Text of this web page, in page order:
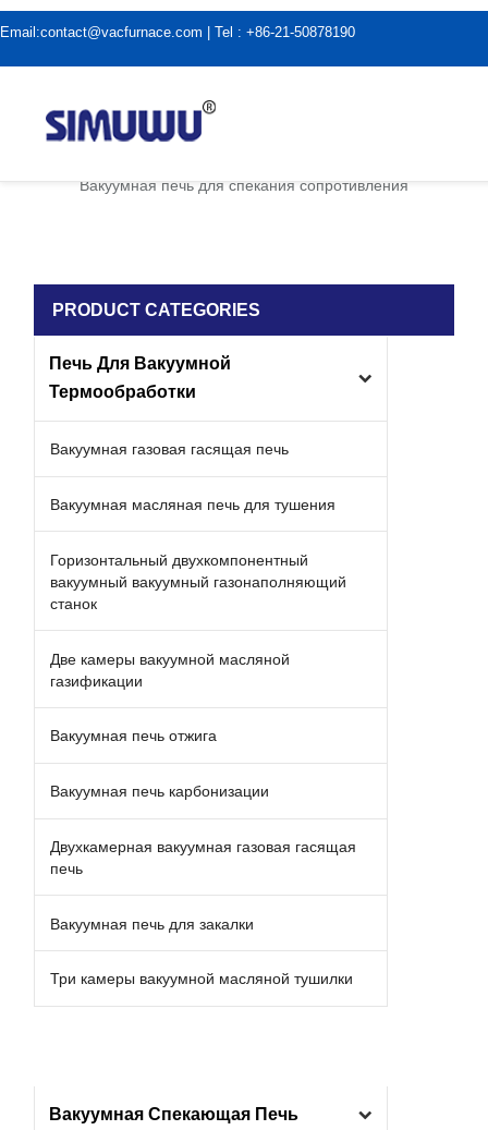
Email:contact@vacfurnace.com | Tel : +86-21-50878190
Вакуумная печь для спекания сопротивления
PRODUCT CATEGORIES
Печь Для Вакуумной
Термообработки
Вакуумная газовая гасящая печь
Вакуумная масляная печь для тушения
Горизонтальный двухкомпонентный
вакуумный вакуумный газонаполняющий
станок
Две камеры вакуумной масляной
газификации
Вакуумная печь отжига
Вакуумная печь карбонизации
Двухкамерная вакуумная газовая гасящая
печь
Вакуумная печь для закалки
Три камеры вакуумной масляной тушилки
Вакуумная Спекающая Печь